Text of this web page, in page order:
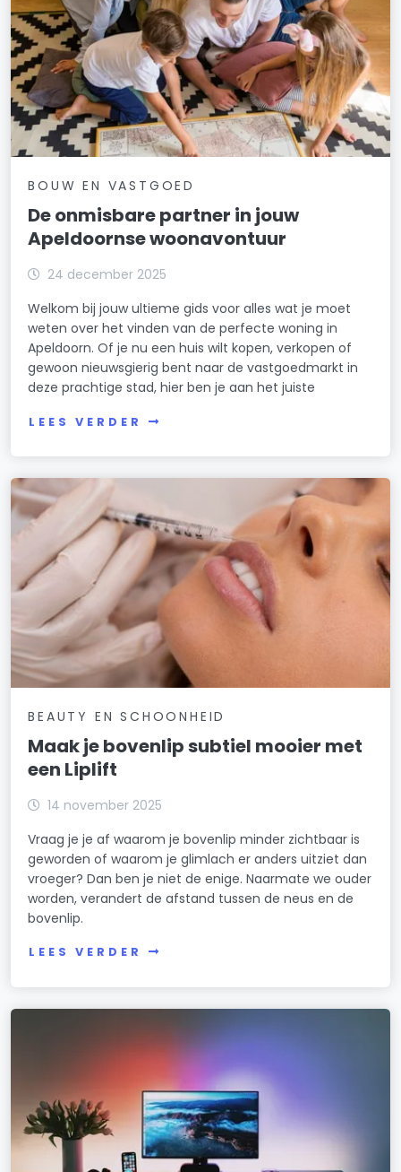
BOUW EN VASTGOED
De onmisbare partner in jouw
Apeldoornse woonavontuur
24 december 2025
Welkom bij jouw ultieme gids voor alles wat je moet
weten over het vinden van de perfecte woning in
Apeldoorn. Of je nu een huis wilt kopen, verkopen of
gewoon nieuwsgierig bent naar de vastgoedmarkt in
deze prachtige stad, hier ben je aan het juiste
LEES VERDER
BEAUTY EN SCHOONHEID
Maak je bovenlip subtiel mooier met
een Liplift
14 november 2025
Vraag je je af waarom je bovenlip minder zichtbaar is
geworden of waarom je glimlach er anders uitziet dan
vroeger? Dan ben je niet de enige. Naarmate we ouder
worden, verandert de afstand tussen de neus en de
bovenlip.
LEES VERDER